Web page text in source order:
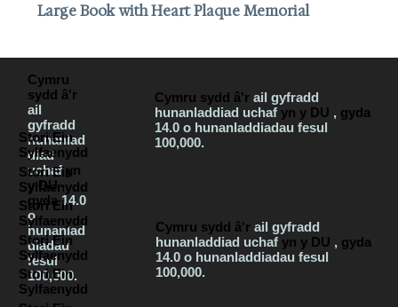
Large Book with Heart Plaque Memorial
Cymru
sydd â'r
ail
gyfradd
hunanlad
diad
uchafyn
y DU,
gyda14.0
o
hunanlad
diadau
fesul
100,000.
Stori Ein
Sylfaenydd
Stori Ein
Sylfaenydd
Stori Ein
Sylfaenydd
Stori Ein
Sylfaenydd
Stori Ein
Sylfaenydd
Cymru sydd â'rail gyfradd
hunanladdiad uchaf yn y DU , gyda
14.0 o hunanladdiadau fesul
100,000.
Cymru sydd â'r ail gyfradd
hunanladdiad uchafyn y DU ,gyda
14.0 o hunanladdiadau fesul
100,000.